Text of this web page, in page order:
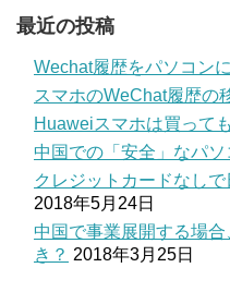
最近の投稿
Wechat履歴をパソコン
スマホのWeChat履歴の
Huaweiスマホは買って
中国での「安全」なパ
クレジットカードなし
2018年5月24日
中国で事業展開する場
き？ 2018年3月25日